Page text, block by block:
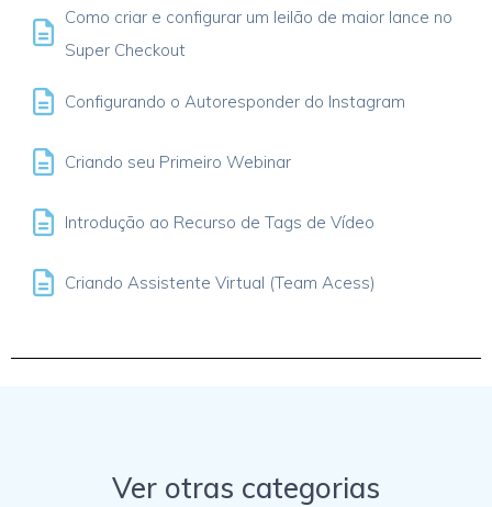
Como criar e configurar um leilão de maior lance no
Super Checkout
Configurando o Autoresponder do Instagram
Criando seu Primeiro Webinar
Introdução ao Recurso de Tags de Vídeo
Criando Assistente Virtual (Team Acess)
Ver otras categorias